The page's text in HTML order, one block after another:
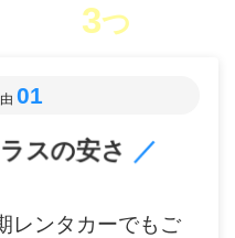
3つ
01
スの安さ ／
レンタカーでもご